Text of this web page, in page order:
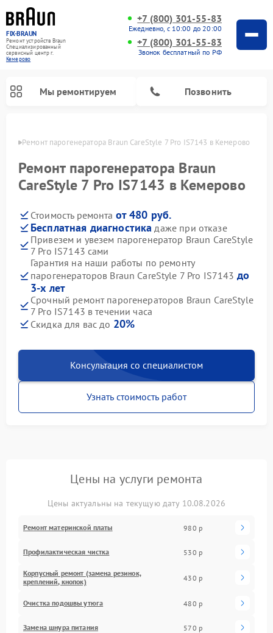
FIX-BRAUN
Ремонт устройств Braun
Специализированный
cервисный центр г.
Кемерово
+7 (800) 301-55-83
Ежедневно, с 10:00 до 20:00
+7 (800) 301-55-83
Звонок бесплатный по РФ
Мы ремонтируем Позвонить
Ремонт парогенератора Braun CareStyle 7 Pro IS7143 в Кемерово
Ремонт парогенератора Braun
CareStyle 7 Pro IS7143 в Кемерово
Стоимость ремонта от 480 руб.
Бесплатная диагностика даже при отказе
Привезем и увезем парогенератор Braun CareStyle
7 Pro IS7143 сами
Гарантия на наши работы по ремонту
парогенераторов Braun CareStyle 7 Pro IS7143 до
3-х лет
Срочный ремонт парогенераторов Braun CareStyle
7 Pro IS7143 в течении часа
Скидка для вас до 20%
Консультация со специалистом
Узнать стоимость работ
Цены на услуги ремонта
Цены актуальны на текущую дату 10.08.2026
Ремонт материнской платы 980 р
Профилактическая чистка 530 р
Корпусный ремонт (замена резинок,
креплений, кнопок)
430 р
Очистка подошвы утюга 480 р
Замена шнура питания 570 р